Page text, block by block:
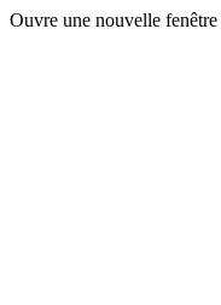
Ouvre une nouvelle fenêtre